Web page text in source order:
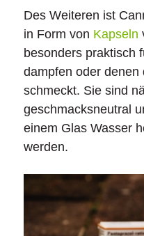
Des Weiteren ist
in Form von Kapseln
besonders praktisch
dampfen oder denen
schmeckt. Sie sind
geschmacksneutral
einem Glas Wasser
werden.